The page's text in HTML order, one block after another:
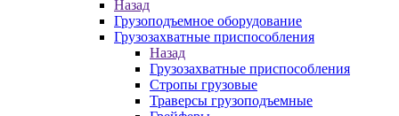
Назад
Грузоподъемное оборудование
Грузозахватные приспособления
Назад
Грузозахватные приспособления
Стропы грузовые
Траверсы грузоподъемные